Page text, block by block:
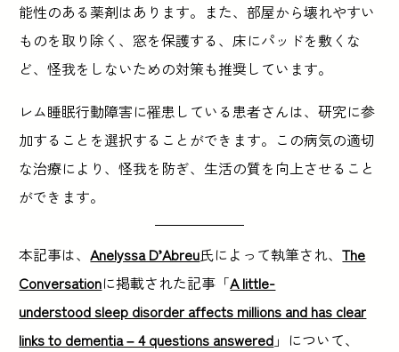
能性のある薬剤はあります。また、部屋から壊れやすい
ものを取り除く、窓を保護する、床にパッドを敷くな
ど、怪我をしないための対策も推奨しています。
レム睡眠行動障害に罹患している患者さんは、研究に参
加することを選択することができます。この病気の適切
な治療により、怪我を防ぎ、生活の質を向上させること
ができます。
本記事は、Anelyssa D’Abreu氏によって執筆され、The
Conversationに掲載された記事「A little-
understood sleep disorder affects millions and has clear
links to dementia – 4 questions answered 」について、